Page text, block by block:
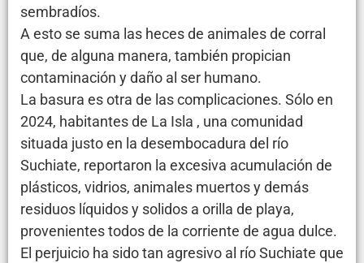
sembradíos.
A esto se suma las heces de animales de corral
que, de alguna manera, también propician
contaminación y daño al ser humano.
La basura es otra de las complicaciones. Sólo en
2024, habitantes de La Isla , una comunidad
situada justo en la desembocadura del río
Suchiate, reportaron la excesiva acumulación de
plásticos, vidrios, animales muertos y demás
residuos líquidos y solidos a orilla de playa,
provenientes todos de la corriente de agua dulce.
El perjuicio ha sido tan agresivo al río Suchiate que